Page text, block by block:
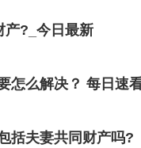
产?_今日最新
怎么解决？ 每日速
括夫妻共同财产吗?